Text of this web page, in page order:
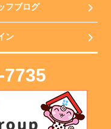
フブログ
ン
7735